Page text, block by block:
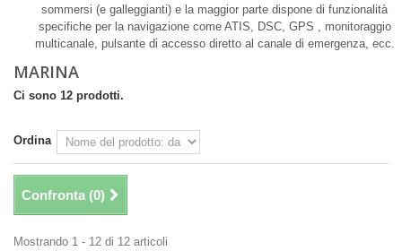
sommersi (e galleggianti) e la maggior parte dispone di funzionalità
specifiche per la navigazione come ATIS, DSC, GPS , monitoraggio
multicanale, pulsante di accesso diretto al canale di emergenza, ecc.
MARINA
Ci sono 12 prodotti.
Ordina
Confronta (0)
Mostrando 1 - 12 di 12 articoli